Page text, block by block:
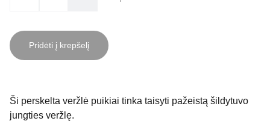
Pridėti į krepšelį
Ši perskelta veržlė puikiai tinka taisyti pažeistą šildytuvo
jungties veržlę.